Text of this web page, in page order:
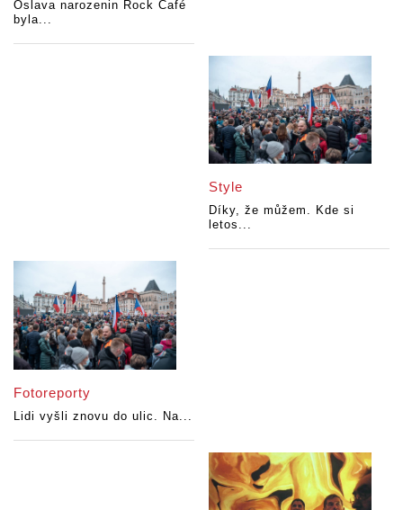
Oslava narozenin Rock Café
byla...
Style
Díky, že můžem. Kde si
letos...
Fotoreporty
Lidi vyšli znovu do ulic. Na...